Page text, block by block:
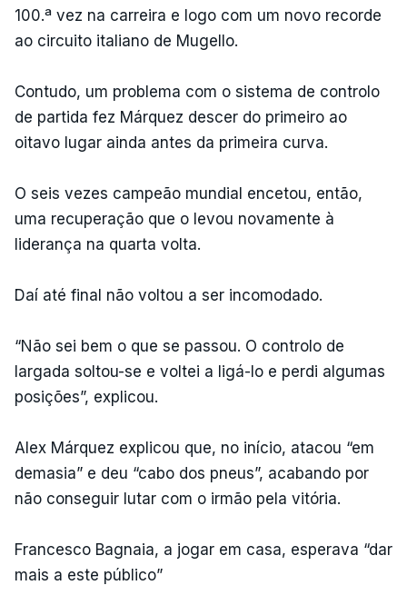
100.ª vez na carreira e logo com um novo recorde
ao circuito italiano de Mugello.
Contudo, um problema com o sistema de controlo
de partida fez Márquez descer do primeiro ao
oitavo lugar ainda antes da primeira curva.
O seis vezes campeão mundial encetou, então,
uma recuperação que o levou novamente à
liderança na quarta volta.
Daí até final não voltou a ser incomodado.
“Não sei bem o que se passou. O controlo de
largada soltou-se e voltei a ligá-lo e perdi algumas
posições”, explicou.
Alex Márquez explicou que, no início, atacou “em
demasia” e deu “cabo dos pneus”, acabando por
não conseguir lutar com o irmão pela vitória.
Francesco Bagnaia, a jogar em casa, esperava “dar
mais a este público”